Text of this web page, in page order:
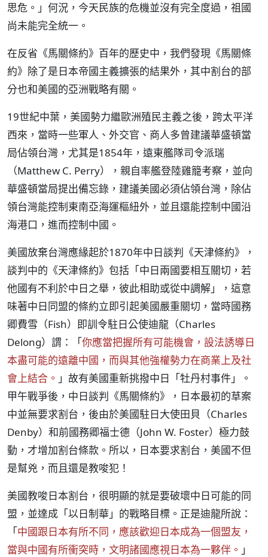
思危。」何況，今天民族的危機並沒有完全度過，祖國
尚未能完全統一。
在反省《馬關條約》百年的歷史中，我們發現《馬關條
約》除了是日本帝國主義擴張的結果外，其中割台的部
分也和美國的亞洲戰略有關。
19世紀中葉，美國勢力繼歐洲殖民主義之後，跨太平洋
西來，當時一些軍人、外交官、商人多曾建議華盛頓當
局佔領台灣，尤其是1854年，遠東艦隊司令派瑞
（Matthew C. Perry），親自率艦登陸雞籠考察，並向
華盛頓當局提出備忘錄，建議美國必須佔領台灣，除佔
領台灣能控制東南亞海運樞紐外，並且還能控制中國沿
海港口，進而控制中國。
美國放棄台灣應緣起於1870年中日談判《天津條約》，
談判中的《天津條約》包括「中日兩國要相互關切，若
他國有不利於中日之舉，彼此相助或從中調解」，這意
味著中日同盟的條約立即引起美國嚴重關切，當時國務
卿費雪（Fish）即訓令駐日公使迪龍（Charles
Delong）謂：「你應當把握所有可能機會，設法誘導日
本盡可能的遠離中國，而與其他強權勢力在商業上及社
會上結合。 」故有美國重新挑撥中日「牡丹村事件」。
甲午戰爭後，中日談判《馬關條約》，日本最初的草案
中並無要求割台，後由於美國駐日大使田貝（Charles
Denby）和前國務卿福士德（John W. Foster）極力鼓
動，才增加割台條款。所以，日本要求割台，美國不但
是幫兇，而且還是教唆犯！
美國教唆日本割台，很明顯的就是要破壞中日可能的同
盟，並達成「以日制華」的戰略目標。正是迪龍所說：
「中國跟日本有所不同，應該歡迎日本成為一個盟友，
當與中國有所衝突時，文明諸國應視日本為一夥伴。 」